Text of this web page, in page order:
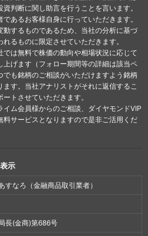
判断に関し助言を行うことを言います。
あるお客様自身に行っていただきます。
するものであるため、当社の分析に基づ
るものに限定させていただきます。
は無料で株価の動向や相場状況に応じて
げます（フォロー期間等の詳細は該当ペ
も銘柄のご相談がいただけますよう銘柄
す。当社アナリストがそれに返信するこ
トさせていただきます。
ム会員様からのご相談、ダイヤモンドVIP
サービスとなりますので是非ご活用くだ
示
すなろ（金融商品取引業者）
長(金商)第686号